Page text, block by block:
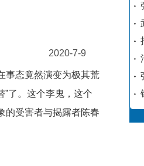
2020-7-9
事态竟然演变为极其荒
”了。这个李鬼，这个
的受害者与揭露者陈春